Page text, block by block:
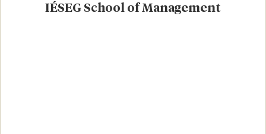
IÉSEG School of Management